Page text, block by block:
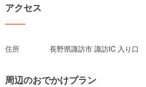
アクセス
住所 長野県諏訪市 諏訪IC 入り口
周辺のおでかけプラン